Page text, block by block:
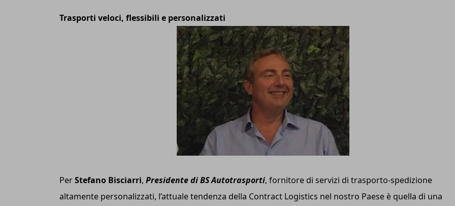
Trasporti veloci, flessibili e personalizzati
PerStefano Bisciarri, Presidente di BS Autotrasporti, fornitore di servizi di trasporto-spedizione
altamente personalizzati, l’attuale tendenza della Contract Logistics nel nostro Paese è quella di una